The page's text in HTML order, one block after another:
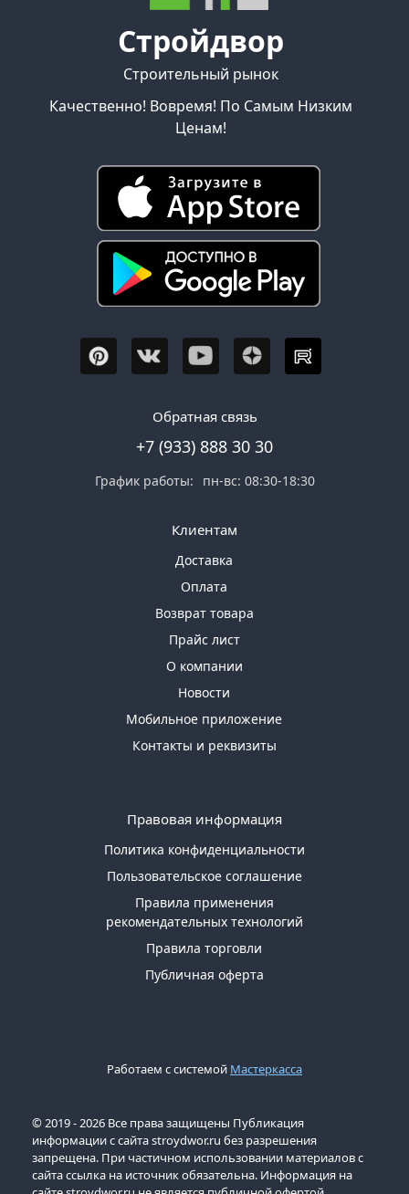
Стройдвор
Строительный рынок
Качественно! Вовремя! По Самым Низким
Ценам!
Обратная связь
+7 (933) 888 30 30
График работы: пн-вс: 08:30-18:30
Клиентам
Доставка
Оплата
Возврат товара
Прайс лист
О компании
Новости
Мобильное приложение
Контакты и реквизиты
Правовая информация
Политика конфиденциальности
Пользовательское соглашение
Правила применения
рекомендательных технологий
Правила торговли
Публичная оферта
Работаем с системой Мастеркасса
© 2019 - 2026 Все права защищены Публикация
информации с сайта stroydwor.ru без разрешения
запрещена. При частичном использовании материалов с
сайта ссылка на источник обязательна. Информация на